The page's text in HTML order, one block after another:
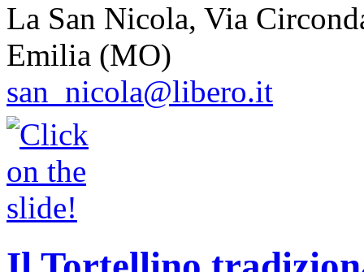
La San Nicola, Via
Emilia (MO)
san_nicola@libero.it